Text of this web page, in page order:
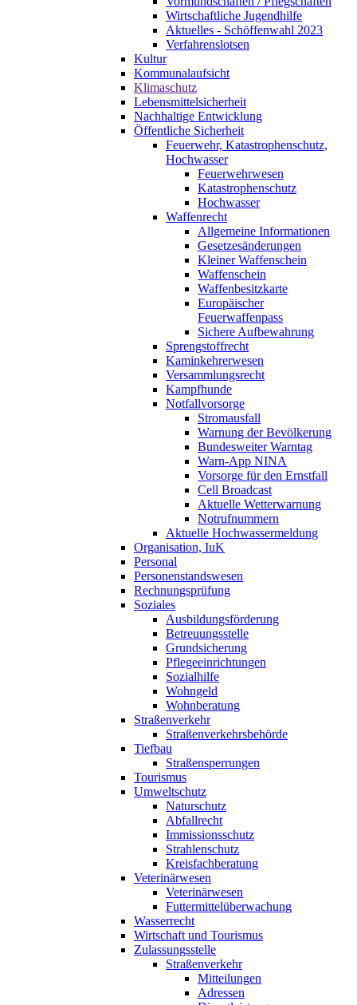
Wirtschaftliche Jugendhilfe
Aktuelles - Schöffenwahl 2023
Verfahrenslotsen
Kultur
Kommunalaufsicht
Klimaschutz
Lebensmittelsicherheit
Nachhaltige Entwicklung
Öffentliche Sicherheit
Feuerwehr, Katastrophenschutz,
Hochwasser
Feuerwehrwesen
Katastrophenschutz
Hochwasser
Waffenrecht
Allgemeine Informationen
Gesetzesänderungen
Kleiner Waffenschein
Waffenschein
Waffenbesitzkarte
Europäischer
Feuerwaffenpass
Sichere Aufbewahrung
Sprengstoffrecht
Kaminkehrerwesen
Versammlungsrecht
Kampfhunde
Notfallvorsorge
Stromausfall
Warnung der Bevölkerung
Bundesweiter Warntag
Warn-App NINA
Vorsorge für den Ernstfall
Cell Broadcast
Aktuelle Wetterwarnung
Notrufnummern
Aktuelle Hochwassermeldung
Organisation, IuK
Personal
Personenstandswesen
Rechnungsprüfung
Soziales
Ausbildungsförderung
Betreuungsstelle
Grundsicherung
Pflegeeinrichtungen
Sozialhilfe
Wohngeld
Wohnberatung
Straßenverkehr
Straßenverkehrsbehörde
Tiefbau
Straßensperrungen
Tourismus
Umweltschutz
Naturschutz
Abfallrecht
Immissionsschutz
Strahlenschutz
Kreisfachberatung
Veterinärwesen
Veterinärwesen
Futtermittelüberwachung
Wasserrecht
Wirtschaft und Tourismus
Zulassungsstelle
Straßenverkehr
Mitteilungen
Adressen